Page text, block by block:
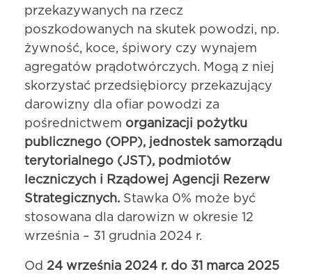
przekazywanych na rzecz
poszkodowanych na skutek powodzi, np.
żywność, koce, śpiwory czy wynajem
agregatów prądotwórczych. Mogą z niej
skorzystać przedsiębiorcy przekazujący
darowizny dla ofiar powodzi za
pośrednictwem organizacji pożytku
publicznego (OPP), jednostek samorządu
terytorialnego (JST), podmiotów
leczniczych i Rządowej Agencji Rezerw
Strategicznych. Stawka 0% może być
stosowana dla darowizn w okresie 12
września – 31 grudnia 2024 r.
Od 24 września 2024 r. do 31 marca 2025